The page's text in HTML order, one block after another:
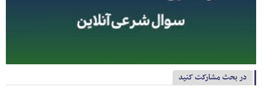
در بحث مشارکت کنید